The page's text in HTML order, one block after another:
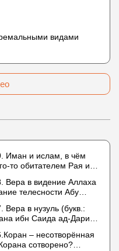
видами
Иман и ислам, в чём
то обитателем Рая или
Вера в видение Аллаха
телесности Абу
Иман – это слова,
в нузуль (букв.:
ибн Саида ад-Дарими
– несотворённая
сотворено?